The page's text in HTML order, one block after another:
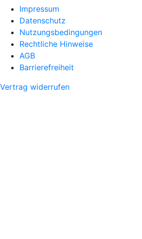
Impressum
Datenschutz
Nutzungsbedingungen
Rechtliche Hinweise
AGB
Barrierefreiheit
Vertrag widerrufen